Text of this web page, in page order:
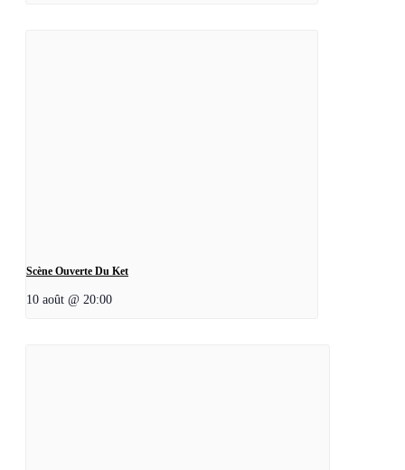
Scène Ouverte Du Ket
10 août @ 20:00